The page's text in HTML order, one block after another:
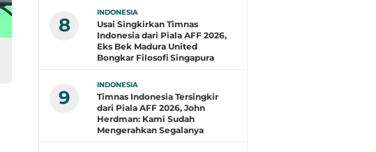
8
INDONESIA
Usai Singkirkan Timnas
Indonesia dari Piala AFF 2026,
Eks Bek Madura United
Bongkar Filosofi Singapura
9
INDONESIA
Timnas Indonesia Tersingkir
dari Piala AFF 2026, John
Herdman: Kami Sudah
Mengerahkan Segalanya